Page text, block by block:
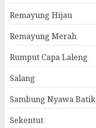
Remayung Hijau
Remayung Merah
Rumput Capa Laleng
Salang
Sambung Nyawa Batik
Sekentut